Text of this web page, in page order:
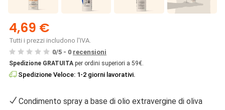
4,69 €
Tutti i prezzi includono l'IVA.
0/5 - 0 recensioni
Spedizione GRATUITA per ordini superiori a 59€.
Spedizione Veloce: 1-2 giorni lavorativi.
Condimento spray a base di olio extravergine di oliva